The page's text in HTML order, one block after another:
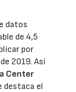
datos
de 4,5
por
2019. Así
Center
destaca el